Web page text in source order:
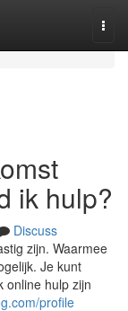
ik hulp?
Discuss
zijn. Waarmee
Je kunt
online hulp zijn
profile